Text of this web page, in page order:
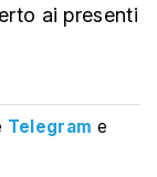
ai presenti
Telegram e